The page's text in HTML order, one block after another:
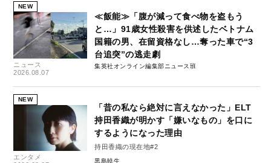
NEW
ニュース
2026.08.07
≪飯能≫「腹が減って食べ物を盗もう
と…」91歳女性殺害を供述したベトナム
国籍の男、在留資格なし…奪った車で“3
台追突”の逃走劇
集英社オンライン編集部ニュース班
NEW
エンタメ
「昔の私なら絶対に言えなかった」ELT
持田香織が明かす「嫌いなもの」を口に
するようになった理由
持田香織の現在地#2
黒島暁生